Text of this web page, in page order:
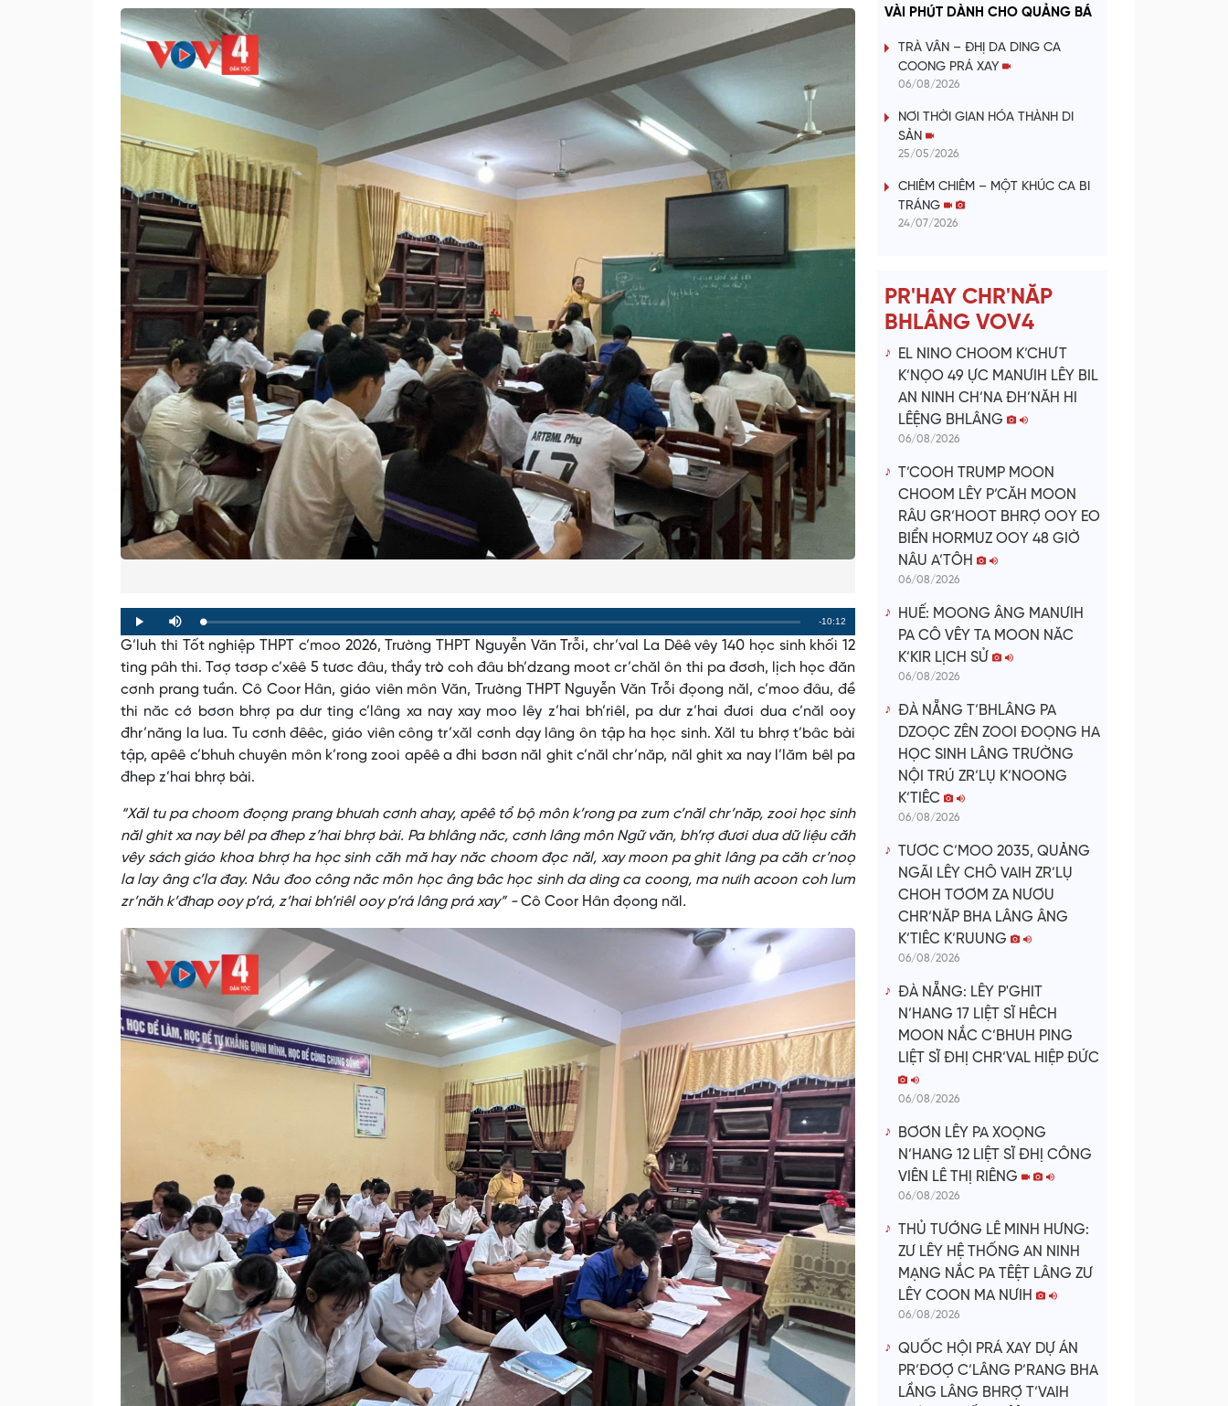
Play Mute Loaded:
0%
Progress:
0%
Remaining
Time
-10:12
G’luh thi Tốt nghiệp THPT c’moo 2026, Trường THPT Nguyễn Văn Trỗi, chr’val La Dêê vêy 140 học sinh khối 12
ting pâh thi. Tơợ tơơp c’xêê 5 tươc đâu, thầy trò coh đâu bh’dzang moot cr’chăl ôn thi pa đơơh, lịch học đăn
cơnh prang tuần. Cô Coor Hân, giáo viên môn Văn, Trường THPT Nguyễn Văn Trỗi đọong năl, c’moo đâu, đề
thi năc cớ bơơn bhrợ pa dưr ting c’lâng xa nay xay moo lêy z’hai bh’riêl, pa dưr z’hai đươi dua c’năl ooy
đhr’năng la lua. Tu cơnh đêêc, giáo viên công tr’xăl cơnh dạy lâng ôn tập ha học sinh. Xăl tu bhrợ t’bâc bài
tập, apêê c’bhuh chuyên môn k’rong zooi apêê a đhi bơơn năl ghit c’năl chr’năp, năl ghit xa nay l’lăm bêl pa
đhep z’hai bhrợ bài.
“Xăl tu pa choom đoọng prang bhưah cơnh ahay, apêê tổ bộ môn k’rong pa zum c’năl chr’năp, zooi học sinh
năl ghit xa nay bêl pa đhep z’hai bhrợ bài. Pa bhlâng năc, cơnh lâng môn Ngữ văn, bh’rợ đươi dua dữ liệu căh
vêy sách giáo khoa bhrợ ha học sinh căh mă hay năc choom đọc năl, xay moon pa ghit lâng pa căh cr’noọ
la lay âng c’la đay. Nâu đoo công năc môn học âng bâc học sinh da ding ca coong, ma nưih acoon coh lum
zr’năh k’đhap ooy p’rá, z’hai bh’riêl ooy p’rá lâng prá xay” -Cô Coor Hân đọong năl .
a
y
i
d
VÀI PHÚT DÀNH CHO QUẢNG BÁ
TRÀ VÂN – ĐHỊ DA DING CA
COONG PRÁ XAY
06/08/2026
NƠI THỜI GIAN HÓA THÀNH DI
SẢN
25/05/2026
CHIÊM CHIÊM – MỘT KHÚC CA BI
TRÁNG
24/07/2026
PR'HAY CHR'NĂP
BHLÂNG VOV4
EL NINO CHOOM K’CHƯT
K’NỌO 49 ỰC MANƯIH LÊY BIL
AN NINH CH’NA ĐH’NĂH HI
LÊỆNG BHLÂNG
06/08/2026
T’COOH TRUMP MOON
CHOOM LÊY P’CĂH MOON
RÂU GR’HOOT BHRỢ OOY EO
BIỂN HORMUZ OOY 48 GIỜ
NÂU A’TÔH
06/08/2026
HUẾ: MOONG ÂNG MANƯIH
PA CÔ VÊY TA MOON NĂC
K’KIR LỊCH SỬ
06/08/2026
ĐÀ NẴNG T’BHLÂNG PA
DZOỌC ZÊN ZOOI ĐOỌNG HA
HỌC SINH LÂNG TRƯỜNG
NỘI TRÚ ZR’LỤ K’NOONG
K’TIÊC
06/08/2026
TƯƠC C’MOO 2035, QUẢNG
NGÃI LÊY CHÔ VAIH ZR’LỤ
CHOH TƠƠM ZA NƯƠU
CHR’NĂP BHA LÂNG ÂNG
K’TIÊC K’RUUNG
06/08/2026
ĐÀ NẴNG: LÊY P'GHIT
N’HANG 17 LIỆT SĨ HÊCH
MOON NẮC C’BHUH PING
LIỆT SĨ ĐHỊ CHR’VAL HIỆP ĐỨC
06/08/2026
BƠƠN LÊY PA XOỌNG
N’HANG 12 LIỆT SĨ ĐHỊ CÔNG
VIÊN LÊ THỊ RIÊNG
06/08/2026
THỦ TƯỚNG LÊ MINH HƯNG:
ZƯ LÊY HỆ THỐNG AN NINH
MẠNG NẮC PA TÊỆT LÂNG ZƯ
LÊY COON MA NƯIH
06/08/2026
QUỐC HỘI PRÁ XAY DỰ ÁN
PR’ĐƠỢ C’LÂNG P’RANG BHA
LẦNG LÂNG BHRỢ T’VAIH